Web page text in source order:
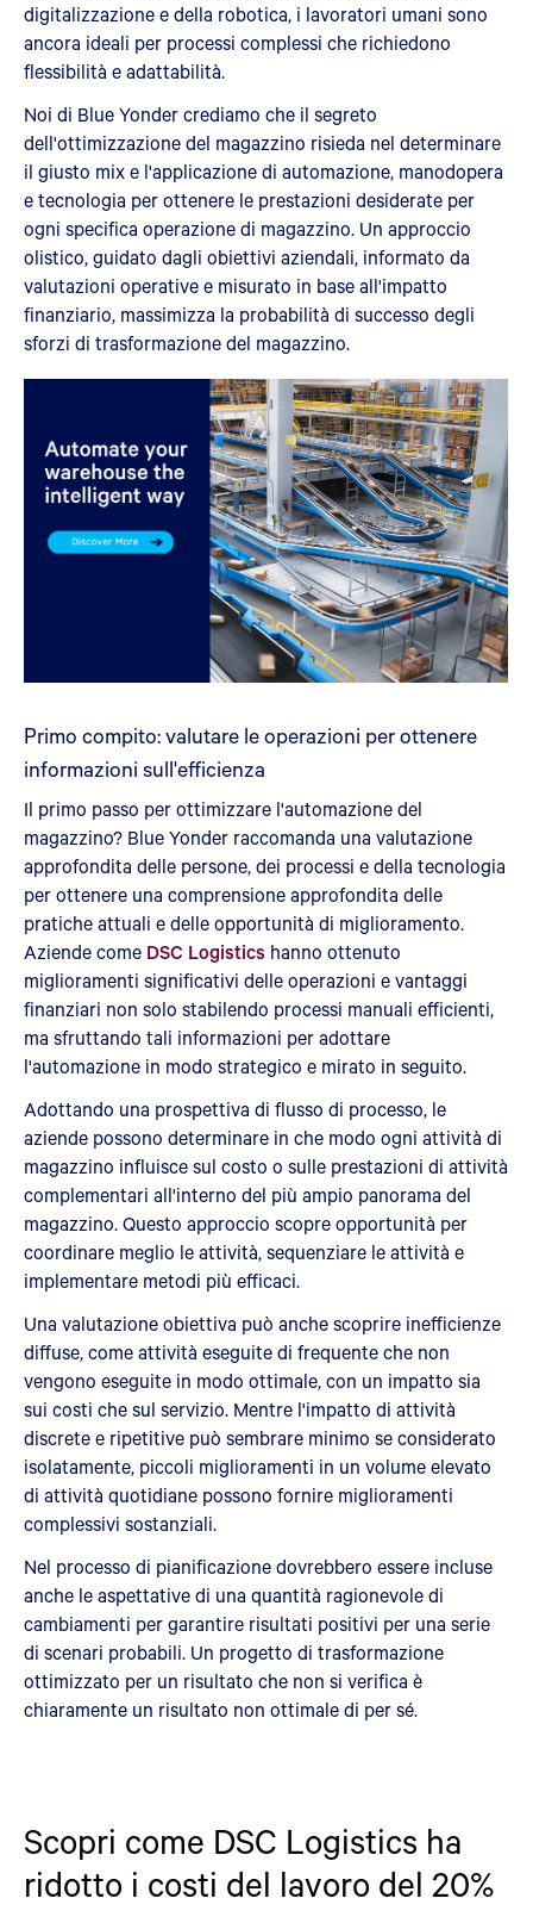
digitalizzazione e della robotica, i lavoratori umani sono
ancora ideali per processi complessi che richiedono
flessibilità e adattabilità.
Noi di Blue Yonder crediamo che il segreto
dell'ottimizzazione del magazzino risieda nel determinare
il giusto mix e l'applicazione di automazione, manodopera
e tecnologia per ottenere le prestazioni desiderate per
ogni specifica operazione di magazzino. Un approccio
olistico, guidato dagli obiettivi aziendali, informato da
valutazioni operative e misurato in base all'impatto
finanziario, massimizza la probabilità di successo degli
sforzi di trasformazione del magazzino.
Primo compito: valutare le operazioni per ottenere
informazioni sull'efficienza
Il primo passo per ottimizzare l'automazione del
magazzino? Blue Yonder raccomanda una valutazione
approfondita delle persone, dei processi e della tecnologia
per ottenere una comprensione approfondita delle
pratiche attuali e delle opportunità di miglioramento.
Aziende come DSC Logistics hanno ottenuto
miglioramenti significativi delle operazioni e vantaggi
finanziari non solo stabilendo processi manuali efficienti,
ma sfruttando tali informazioni per adottare
l'automazione in modo strategico e mirato in seguito.
Adottando una prospettiva di flusso di processo, le
aziende possono determinare in che modo ogni attività di
magazzino influisce sul costo o sulle prestazioni di attività
complementari all'interno del più ampio panorama del
magazzino. Questo approccio scopre opportunità per
coordinare meglio le attività, sequenziare le attività e
implementare metodi più efficaci.
Una valutazione obiettiva può anche scoprire inefficienze
diffuse, come attività eseguite di frequente che non
vengono eseguite in modo ottimale, con un impatto sia
sui costi che sul servizio. Mentre l'impatto di attività
discrete e ripetitive può sembrare minimo se considerato
isolatamente, piccoli miglioramenti in un volume elevato
di attività quotidiane possono fornire miglioramenti
complessivi sostanziali.
Nel processo di pianificazione dovrebbero essere incluse
anche le aspettative di una quantità ragionevole di
cambiamenti per garantire risultati positivi per una serie
di scenari probabili. Un progetto di trasformazione
ottimizzato per un risultato che non si verifica è
chiaramente un risultato non ottimale di per sé.
Scopri come DSC Logistics ha
ridotto i costi del lavoro del 20%